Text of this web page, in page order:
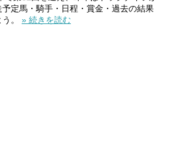
定馬・騎手・日程・賞金・過去の結果
。 » 続きを読む